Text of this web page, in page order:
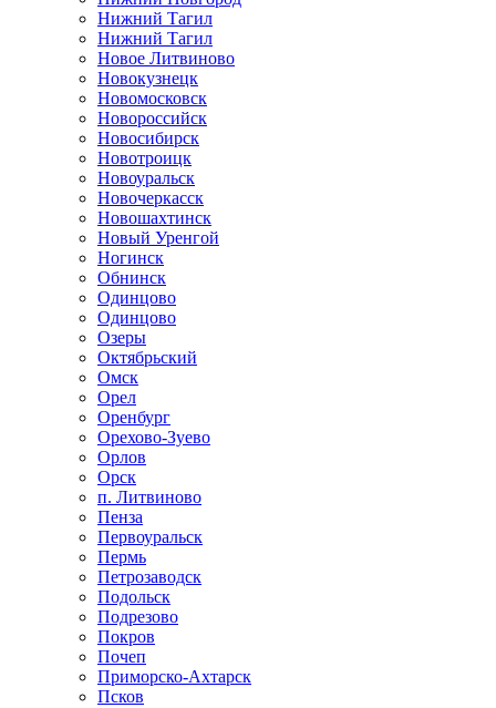
Нижний Тагил
Нижний Тагил
Новое Литвиново
Новокузнецк
Новомосковск
Новороссийск
Новосибирск
Новотроицк
Новоуральск
Новочеркасск
Новошахтинск
Новый Уренгой
Ногинск
Обнинск
Одинцово
Одинцово
Озеры
Октябрьский
Омск
Орел
Оренбург
Орехово-Зуево
Орлов
Орск
п. Литвиново
Пенза
Первоуральск
Пермь
Петрозаводск
Подольск
Подрезово
Покров
Почеп
Приморско-Ахтарск
Псков